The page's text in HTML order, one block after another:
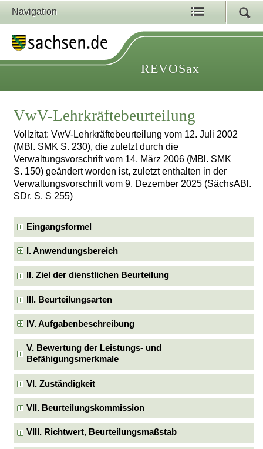
Navigation
REVOSax
VwV-Lehrkräftebeurteilung
Vollzitat: VwV-Lehrkräftebeurteilung vom 12. Juli 2002
(MBl. SMK S. 230), die zuletzt durch die
Verwaltungsvorschrift vom 14. März 2006 (MBl. SMK
S. 150) geändert worden ist, zuletzt enthalten in der
Verwaltungsvorschrift vom 9. Dezember 2025 (SächsABl.
SDr. S. S 255)
Eingangsformel
I. Anwendungsbereich
II. Ziel der dienstlichen Beurteilung
III. Beurteilungsarten
IV. Aufgabenbeschreibung
V. Bewertung der Leistungs- und
Befähigungsmerkmale
VI. Zuständigkeit
VII. Beurteilungskommission
VIII. Richtwert, Beurteilungsmaßstab